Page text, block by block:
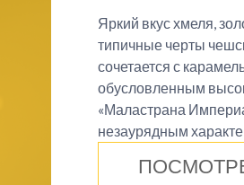
Яркий вкус хмеля,
типичные черты
сочетается с
обусловленным
«Маластрана
незаурядным